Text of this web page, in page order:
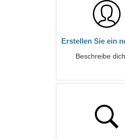
Erstellen Sie ein
Beschreibe